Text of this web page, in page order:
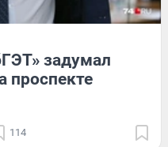
задумал
проспекте
114